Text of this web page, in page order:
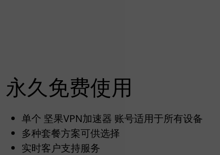
永久免费使用
单个 坚果VPN加速器 账号适用于所有设备
多种套餐方案可供选择
实时客户支持服务